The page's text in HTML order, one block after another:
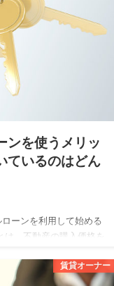
ンを使うメリッ
ているのはどん
ーンを利用して始める
は、不動産の購入価格を
い人の中には、フルロー
賃貸オーナー